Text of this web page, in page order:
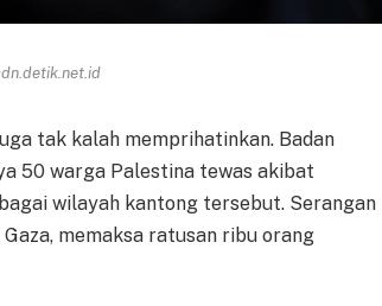
tak kalah memprihatinkan. Badan
50 warga Palestina tewas akibat
wilayah kantong tersebut. Serangan
memaksa ratusan ribu orang